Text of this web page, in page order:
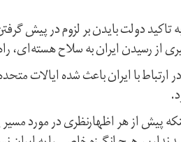
تاکید دولت بایدن بر لزوم در پیش
از رسیدن ایران به سلاح هسته‌ای،
با ایران باعث شده ایالات
پیش از هر اظهارنظری در مورد